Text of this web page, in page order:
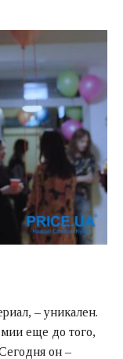
– уникален.
еще до того,
он –